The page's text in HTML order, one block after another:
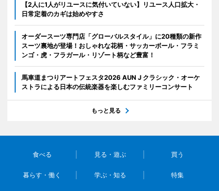
【2人に1人がリユースに気付いていない】リユース人口拡大・
日常定着のカギは始めやすさ
オーダースーツ専門店「グローバルスタイル」に20種類の新作
スーツ裏地が登場！おしゃれな花柄・サッカーボール・フラミ
ンゴ・虎・フラガール・リゾート柄など豊富！
馬車道まつりアートフェスタ2026 AUN J クラシック・オーケ
ストラによる日本の伝統楽器を楽しむファミリーコンサート
もっと見る
食べる 見る・遊ぶ 買う
暮らす・働く 学ぶ・知る 特集